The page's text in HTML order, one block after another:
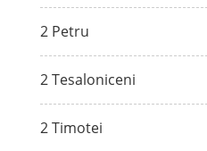
2 Petru
2 Tesaloniceni
2 Timotei